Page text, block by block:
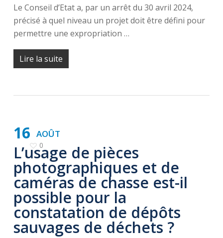
Le Conseil d’Etat a, par un arrêt du 30 avril 2024,
précisé à quel niveau un projet doit être défini pour
permettre une expropriation …
Lire la suite
AOÛT
16
0
L’usage de pièces
photographiques et de
caméras de chasse est-il
possible pour la
constatation de dépôts
sauvages de déchets ?